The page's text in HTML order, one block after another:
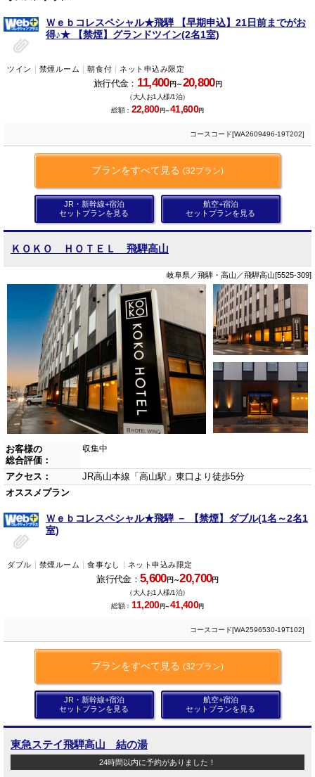
Ｗｅｂコレスペシャル★飛騨 【早期申込】21日前までがお
得♪★ 【禁煙】グランドツイン(2名1室)
ツイン 禁煙ルーム 朝食付 ネット申込み限定
旅行代金： 11,400円～20,800円
（大人お1人様/1泊）
総額： 22,800円～41,600円
コースコード[WA2609496-19T202]
プランをすべて見る (32プラン)
JR・新幹線+宿泊
セットプランを見る
航空+宿泊
セットプランを見る
ＫＯＫＯ ＨＯＴＥＬ 飛騨高山
岐阜県／飛騨・高山／飛騨高山[5525-309]
お客様の
総合評価：
収集中
アクセス：
JR高山本線「高山駅」東口より徒歩5分
オススメプラン
Ｗｅｂコレスペシャル★飛騨 － 【禁煙】ダブル(1名～2名1
室)
ダブル 禁煙ルーム 食事なし ネット申込み限定
旅行代金： 5,600円～20,700円
（大人お1人様/1泊）
総額： 11,200円～41,400円
コースコード[WA2596530-19T102]
プランをすべて見る (32プラン)
JR・新幹線+宿泊
セットプランを見る
航空+宿泊
セットプランを見る
東急ステイ飛騨高山 結の湯
24時間以内に予約がありました！